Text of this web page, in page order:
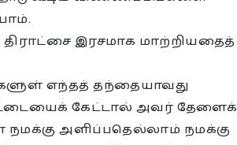
இரசமாக மாற்றியதைத்
எந்தத் தந்தையாவது
கேட்டால் அவர் தேளைக்
நமக்கு அளிப்பதெல்லாம் நமக்கு